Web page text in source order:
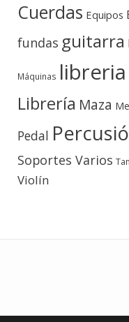
Cuerdas Equipos
fundas guitarra
Máquinas
Librería Maza
Pedal
Soportes Varios
Violín